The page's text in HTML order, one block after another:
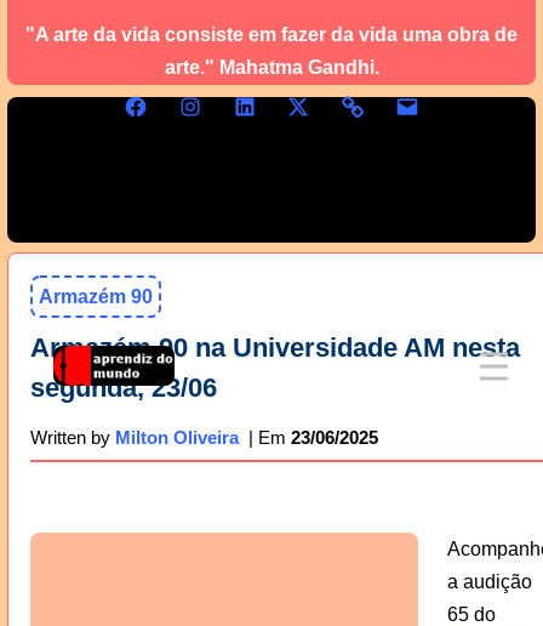
"A arte da vida consiste em fazer da vida uma obra de
arte." Mahatma Gandhi.
Armazém 90
Armazém 90 na Universidade AM nesta
segunda, 23/06
Written by Milton Oliveira 23/06/2025
a audição
65 do